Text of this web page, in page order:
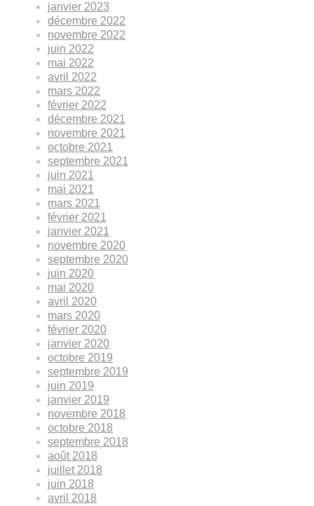
janvier 2023
décembre 2022
novembre 2022
juin 2022
mai 2022
avril 2022
mars 2022
février 2022
décembre 2021
novembre 2021
octobre 2021
septembre 2021
juin 2021
mai 2021
mars 2021
février 2021
janvier 2021
novembre 2020
septembre 2020
juin 2020
mai 2020
avril 2020
mars 2020
février 2020
janvier 2020
octobre 2019
septembre 2019
juin 2019
janvier 2019
novembre 2018
octobre 2018
septembre 2018
août 2018
juillet 2018
juin 2018
avril 2018